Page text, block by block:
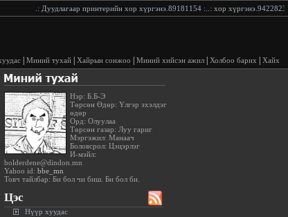
Дуудлагаар принтерийн хор хүргэнэ.89181154:..: хор хүргэнэ.94228233
Миний тухай Хайрын сонжоо Миний хийсэн ажил Холбоо барих Хайх
нь чи л тавина.(Жим Моррисон)
Нэр: Б.Б-Э
Төрсөн Өдөр: Үлгэр эхэлдэг
өдөр
Орд: Олуулаа
Төрсөн газар: Луу гариг
Мэргэжил: Манаач
Боловсрол: Цэцэрлэг
И-мэйл:
bolderdene@dindon.mn
Yahoo id: bbe_mn
Товч тайлбар: Би бол чи биш. Би бол би.
Цэс
Нүүр хуудас